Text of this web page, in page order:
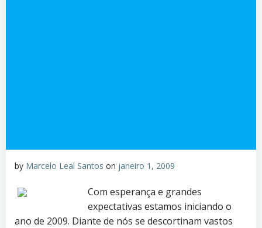
by Marcelo Leal Santos on janeiro 1, 2009
Com esperança e grandes
expectativas estamos iniciando o
ano de 2009. Diante de nós se descortinam vastos